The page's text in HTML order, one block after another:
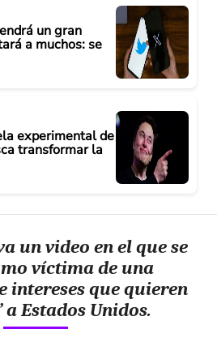
un gran
a muchos: se
experimental de
transformar la
un video en el que se
víctima de una
intereses que quieren
a Estados Unidos.